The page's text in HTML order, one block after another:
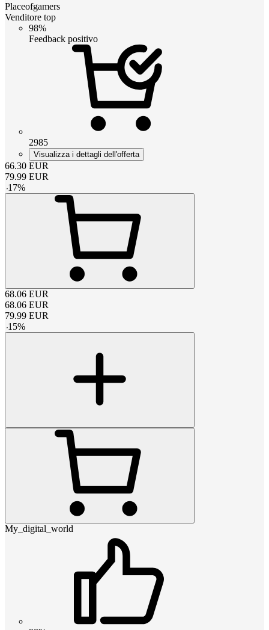
Placeofgamers
Venditore top
98%
Feedback positivo
2985
Visualizza i dettagli dell'offerta
66.30 EUR
79.99 EUR
-17%
68.06 EUR
68.06 EUR
79.99 EUR
-15%
My_digital_world